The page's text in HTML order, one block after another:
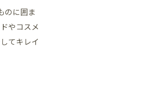
のに囲ま
やコスメ
てキレイ